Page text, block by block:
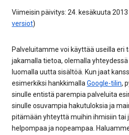
Viimeisin päivitys: 24. kesäkuuta 2013
versiot)
Palveluitamme voi käyttää useilla eri
jakamalla tietoa, olemalla
luomalla uutta sisältöä. Kun jaat
esimerkiksi hankkimallaGoogle-tilin,
sinulle entistä parempia palveluita
sinulle osuvampia hakutuloksia ja
pitämään yhteyttä muihin ihmisiin tai
helpompaa ja nopeampaa.